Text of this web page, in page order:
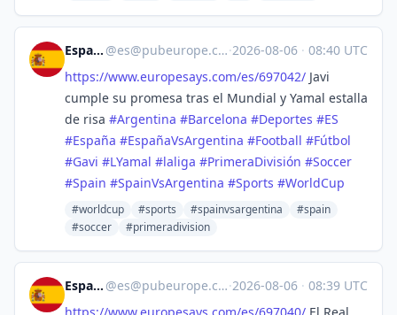
España @es@pubeurope.com ·2026-08-06 · 08:40 UTC
https://www.europesays.com/es/697042/ Javi
cumple su promesa tras el Mundial y Yamal estalla
de risa #Argentina #Barcelona #Deportes #ES
#España #EspañaVsArgentina #Football #Fútbol
#Gavi #LYamal #laliga #PrimeraDivisión #Soccer
#Spain #SpainVsArgentina #Sports #WorldCup
#worldcup #sports #spainvsargentina
#spain
#soccer
#primeradivision
España @es@pubeurope.com ·2026-08-06 · 08:39 UTC